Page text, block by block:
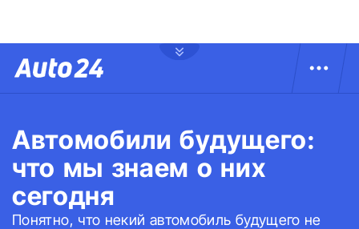
Автомобили будущего:
что мы знаем о них
сегодня
Понятно, что некий автомобиль будущего не